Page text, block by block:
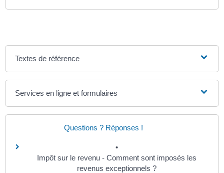
Textes de référence
Services en ligne et formulaires
Questions ? Réponses !
Impôt sur le revenu - Comment sont imposés les
revenus exceptionnels ?